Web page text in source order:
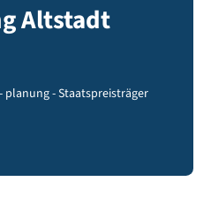
Altstadt
planung - Staatspreisträger